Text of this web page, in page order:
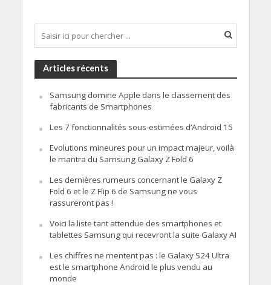
Articles récents
Samsung domine Apple dans le classement des
fabricants de Smartphones
Les 7 fonctionnalités sous-estimées d’Android 15
Evolutions mineures pour un impact majeur, voilà
le mantra du Samsung Galaxy Z Fold 6
Les dernières rumeurs concernant le Galaxy Z
Fold 6 et le Z Flip 6 de Samsung ne vous
rassureront pas !
Voici la liste tant attendue des smartphones et
tablettes Samsung qui recevront la suite Galaxy AI
Les chiffres ne mentent pas : le Galaxy S24 Ultra
est le smartphone Android le plus vendu au
monde